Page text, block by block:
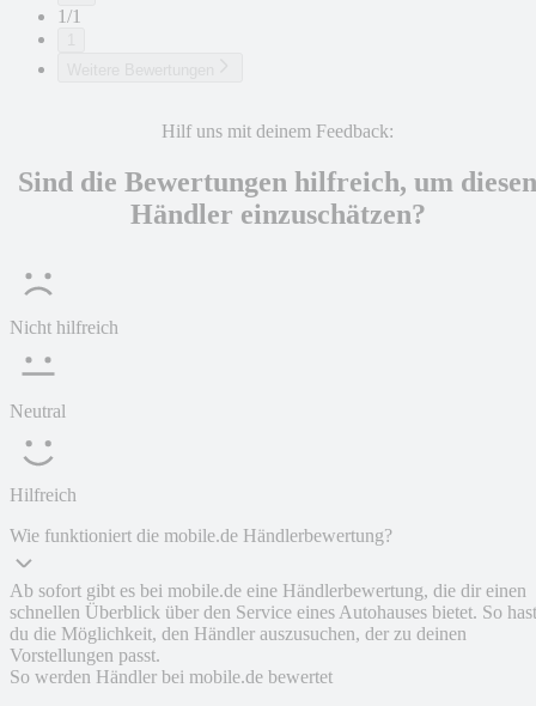
1/1
Hilf uns mit deinem Feedback:
Sind die Bewertungen hilfreich, um diesen
Händler einzuschätzen?
Nicht hilfreich
Neutral
Hilfreich
Wie funktioniert die mobile.de Händlerbewertung?
Ab sofort gibt es bei mobile.de eine Händlerbewertung, die dir einen
schnellen Überblick über den Service eines Autohauses bietet. So hast
du die Möglichkeit, den Händler auszusuchen, der zu deinen
Vorstellungen passt.
So werden Händler bei mobile.de bewertet